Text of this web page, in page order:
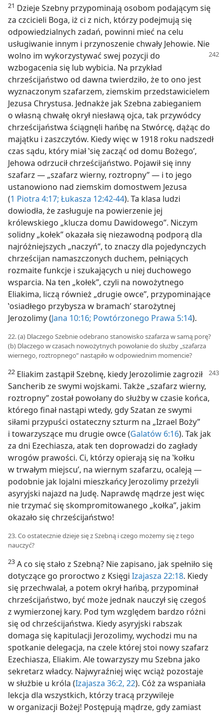
21 Dzieje Szebny przypominają osobom podającym się
za czcicieli Boga, iż ci z nich, którzy podejmują się
odpowiedzialnych zadań, powinni mieć na celu
usługiwanie innym i przynoszenie chwały Jehowie. Nie
wolno im wykorzystywać swej pozycji do
wzbogacenia się lub wybicia. Na przykład
chrześcijaństwo od dawna twierdziło, że to ono jest
wyznaczonym szafarzem, ziemskim przedstawicielem
Jezusa Chrystusa. Jednakże jak Szebna zabieganiem
o własną chwałę okrył niesławą ojca, tak przywódcy
chrześcijaństwa ściągnęli hańbę na Stwórcę, dążąc do
majątku i zaszczytów. Kiedy więc w 1918 roku nadszedł
czas sądu, który miał ‛się zacząć od domu Bożego’,
Jehowa odrzucił chrześcijaństwo. Pojawił się inny
szafarz — „szafarz wierny, roztropny” — i to jego
ustanowiono nad ziemskim domostwem Jezusa
(1 Piotra 4:17; Łukasza 12:42-44). Ta klasa ludzi
dowiodła, że zasługuje na powierzenie jej
królewskiego „klucza domu Dawidowego”. Niczym
solidny „kołek” okazała się niezawodną podporą dla
najróżniejszych „naczyń”, to znaczy dla pojedynczych
chrześcijan namaszczonych duchem, pełniących
rozmaite funkcje i szukających u niej duchowego
wsparcia. Na ten „kołek”, czyli na nowożytnego
Eliakima, liczą również „drugie owce”, przypominające
‛osiadłego przybysza w bramach’ starożytnej
Jerozolimy (Jana 10:16; Powtórzonego Prawa 5:14).
22. (a) Dlaczego Szebnie odebrano stanowisko szafarza w samą porę?
(b) Dlaczego w czasach nowożytnych powołanie do służby „szafarza
wiernego, roztropnego” nastąpiło w odpowiednim momencie?
22 Eliakim zastąpił Szebnę, kiedy Jerozolimie zagroził
Sancherib ze swymi wojskami. Także „szafarz wierny,
roztropny” został powołany do służby w czasie końca,
którego finał nastąpi wtedy, gdy Szatan ze swymi
siłami przypuści ostateczny szturm na „Izrael Boży”
i towarzyszące mu drugie owce (Galatów 6:16). Tak jak
za dni Ezechiasza, atak ten doprowadzi do zagłady
wrogów prawości. Ci, którzy opierają się na ‛kołku
w trwałym miejscu’, na wiernym szafarzu, ocaleją —
podobnie jak lojalni mieszkańcy Jerozolimy przeżyli
asyryjski najazd na Judę. Naprawdę mądrze jest więc
nie trzymać się skompromitowanego „kołka”, jakim
okazało się chrześcijaństwo!
23. Co ostatecznie dzieje się z Szebną i czego możemy się z tego
nauczyć?
23 A co się stało z Szebną? Nie zapisano, jak spełniło się
dotyczące go proroctwo z Księgi Izajasza 22:18. Kiedy
się przechwalał, a potem okrył hańbą, przypominał
chrześcijaństwo, być może jednak nauczył się czegoś
z wymierzonej kary. Pod tym względem bardzo różni
się od chrześcijaństwa. Kiedy asyryjski rabszak
domaga się kapitulacji Jerozolimy, wychodzi mu na
spotkanie delegacja, na czele której stoi nowy szafarz
Ezechiasza, Eliakim. Ale towarzyszy mu Szebna jako
sekretarz władcy. Najwyraźniej więc wciąż pozostaje
w służbie u króla (Izajasza 36:2, 22). Cóż za wspaniała
lekcja dla wszystkich, którzy tracą przywileje
w organizacji Bożej! Postępują mądrze, gdy zamiast